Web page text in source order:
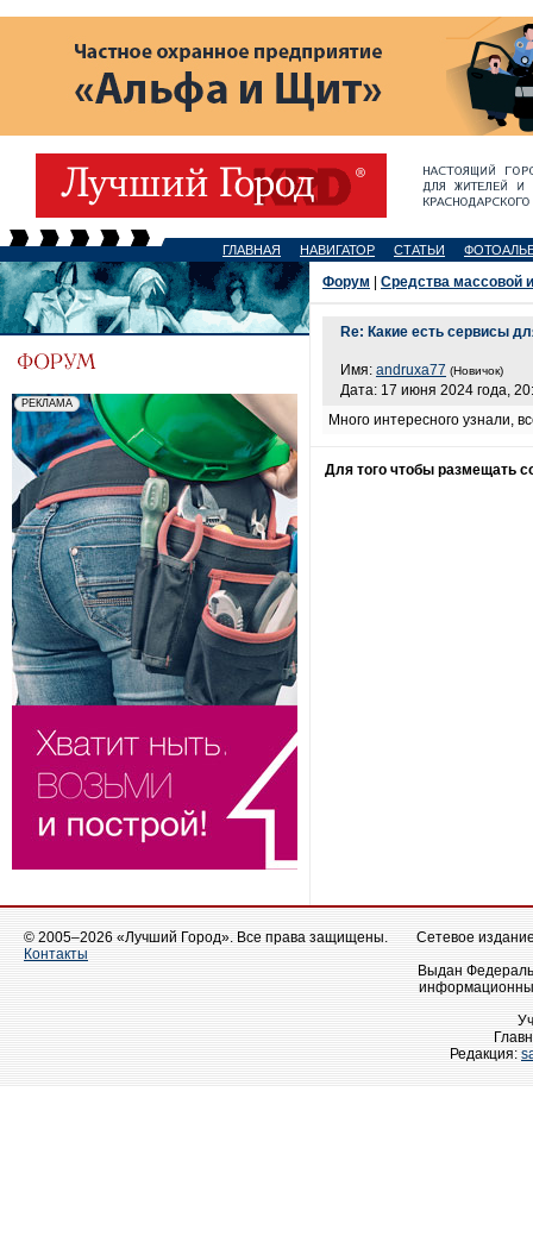
ГЛАВНАЯ НАВИГАТОР СТАТЬИ
Форум Средства массовой
Re: Какие есть сервисы
Имя: andruxa77 (Новичок)
Дата: 17 июня 2024 года,
Много интересного узнали,
Для того чтобы размещать
© 2005–2026 «Лучший Город». Все права защищены.
Контакты
Сетевое
Выдан
Редакция: